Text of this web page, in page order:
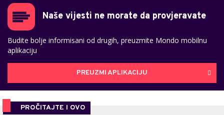
Naše vijesti ne morate da provjeravate
Budite bolje informisani od drugih, preuzmite Mondo mobilnu
aplikaciju
PREUZMI APLIKACIJU
PROČITAJTE I OVO